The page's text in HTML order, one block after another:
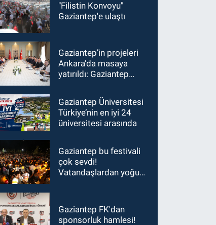
"Filistin Konvoyu"
Gaziantep'e ulaştı
Gaziantep’in projeleri
Ankara’da masaya
yatırıldı: Gaziantep
Şimşek’e ziyaret!
Gaziantep Üniversitesi
Türkiye’nin en iyi 24
üniversitesi arasında
Gaziantep bu festivali
çok sevdi!
Vatandaşlardan yoğun
Gaziantep FK'dan
sponsorluk hamlesi!